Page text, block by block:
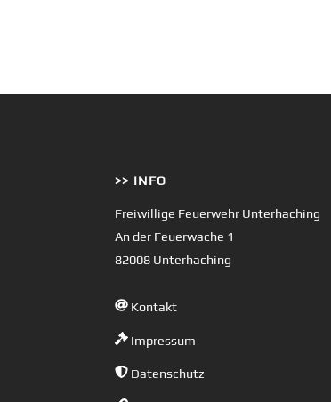
>> INFO
Freiwillige Feuerwehr Unterhaching
An der Feuerwache 1
82008 Unterhaching
Kontakt
Impressum
Datenschutz